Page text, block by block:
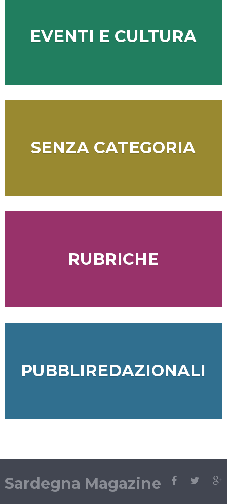
EVENTI E CULTURA
SENZA CATEGORIA
RUBRICHE
PUBBLIREDAZIONALI
Sardegna Magazine